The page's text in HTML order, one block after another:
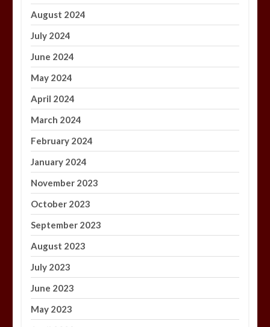
August 2024
July 2024
June 2024
May 2024
April 2024
March 2024
February 2024
January 2024
November 2023
October 2023
September 2023
August 2023
July 2023
June 2023
May 2023